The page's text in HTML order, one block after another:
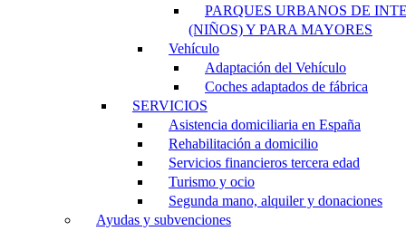
PARQUES URBANOS DE
(NIÑOS) Y PARA MAYORES
Vehículo
Adaptación del Vehículo
Coches adaptados de fábrica
SERVICIOS
Asistencia domiciliaria en España
Rehabilitación a domicilio
Servicios financieros tercera edad
Turismo y ocio
Segunda mano, alquiler y donaciones
Ayudas y subvenciones